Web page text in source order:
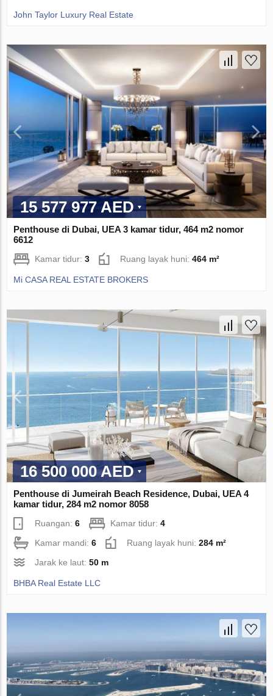
John Taylor Luxury Real Estate
15 577 977 AED
Penthouse di Dubai, UEA 3 kamar tidur, 464 m2 nomor
6612
Kamar tidur:3 Ruang layak huni:464 m²
Mi CASA REAL ESTATE BROKERS
16 500 000 AED
Penthouse di Jumeirah Beach Residence, Dubai, UEA 4
kamar tidur, 284 m2 nomor 8058
Ruangan:6 Kamar tidur:4
Kamar mandi:6 Ruang layak huni:284 m²
Jarak ke laut:50 m
BHBA Real Estate LLC